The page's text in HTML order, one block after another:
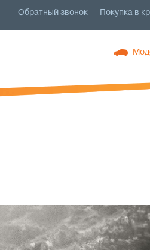
Покупка в
Обратный звонок